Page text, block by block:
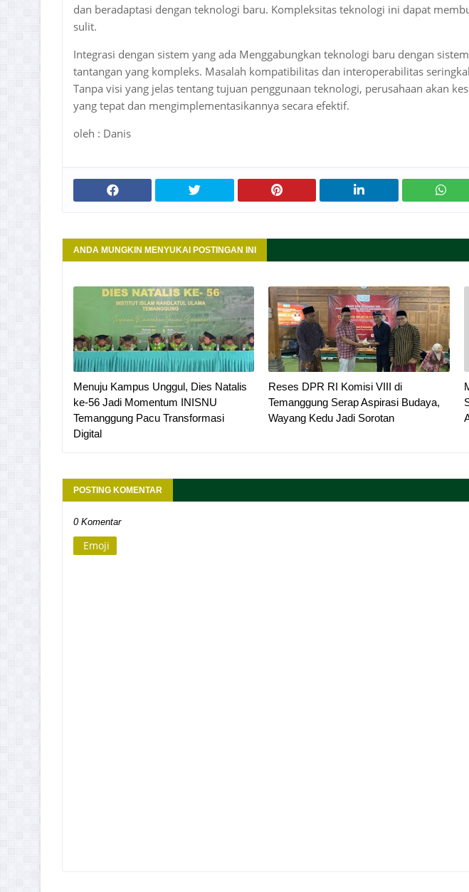
dan beradaptasi dengan teknologi baru. Kompleksitas teknologi ini dapat
sulit.
Integrasi dengan sistem yang ada Menggabungkan teknologi baru dengan
tantangan yang kompleks. Masalah kompatibilitas dan interoperabilitas
Tanpa visi yang jelas tentang tujuan penggunaan teknologi, perusahaan akan
yang tepat dan mengimplementasikannya secara efektif.
oleh : Danis
ANDA MUNGKIN MENYUKAI POSTINGAN INI
Menuju Kampus Unggul, Dies Natalis
ke-56 Jadi Momentum INISNU
Temanggung Pacu Transformasi
Digital
Reses DPR RI Komisi VIII di
Temanggung Serap Aspirasi Budaya,
Wayang Kedu Jadi Sorotan
POSTING KOMENTAR
0 Komentar
Emoji